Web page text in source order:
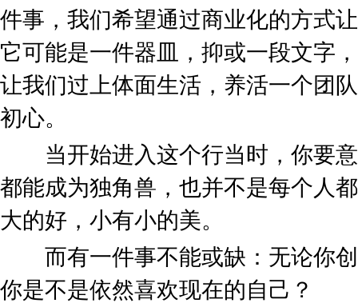
件事，我们希望通过商业化的方式
它可能是一件器皿，抑或一段文字
让我们过上体面生活，养活一个团
初心。
当开始进入这个行当时，你要意
都能成为独角兽，也并不是每个人
大的好，小有小的美。
而有一件事不能或缺：无论你创
你是不是依然喜欢现在的自己？